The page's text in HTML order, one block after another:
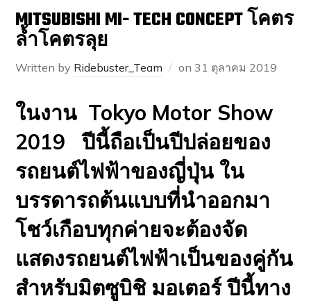
MITSUBISHI MI- TECH CONCEPT โคตร
ล้ำโคตรลุย
Written by Ridebuster_Team on31 ตุลาคม 2019
ในงาน Tokyo Motor Show
2019 ปีนี้ถือเป็นปีปล่อยของ
รถยนต์ไฟฟ้าของญี่ปุ่น ใน
บรรดารถต้นแบบที่นำออกมา
โชว์เกือบทุกค่ายจะต้องจัด
แสดงรถยนต์ไฟฟ้าเป็นของคู่กัน
สำหรับมิตซูบิชิ มอเตอร์ ปีนี้ทาง